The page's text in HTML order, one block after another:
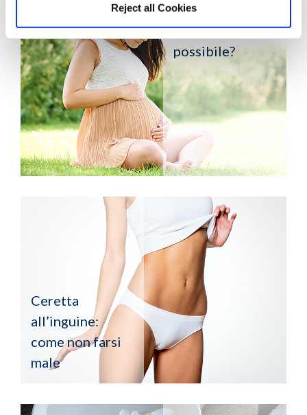
Reject all CookiesDepilarsi in
gravidanza: è
possibile?
Ceretta
all’inguine:
come non farsi
male